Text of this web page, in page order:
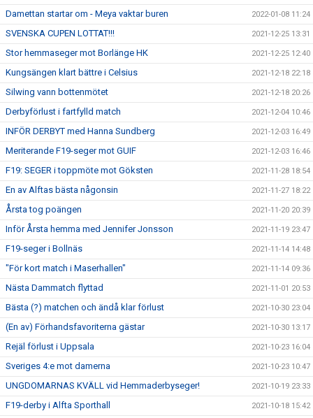
Damettan startar om - Meya vaktar buren 2022-01-08 11:24
SVENSKA CUPEN LOTTAT!!! 2021-12-25 13:31
Stor hemmaseger mot Borlänge HK 2021-12-25 12:40
Kungsängen klart bättre i Celsius 2021-12-18 22:18
Silwing vann bottenmötet 2021-12-18 20:26
Derbyförlust i fartfylld match 2021-12-04 10:46
INFÖR DERBYT med Hanna Sundberg 2021-12-03 16:49
Meriterande F19-seger mot GUIF 2021-12-03 16:46
F19: SEGER i toppmöte mot Göksten 2021-11-28 18:54
En av Alftas bästa någonsin 2021-11-27 18:22
Årsta tog poängen 2021-11-20 20:39
Inför Årsta hemma med Jennifer Jonsson 2021-11-19 23:47
F19-seger i Bollnäs 2021-11-14 14:48
"För kort match i Maserhallen" 2021-11-14 09:36
Nästa Dammatch flyttad 2021-11-01 20:53
Bästa (?) matchen och ändå klar förlust 2021-10-30 23:04
(En av) Förhandsfavoriterna gästar 2021-10-30 13:17
Rejäl förlust i Uppsala 2021-10-23 16:04
Sveriges 4:e mot damerna 2021-10-23 10:47
UNGDOMARNAS KVÄLL vid Hemmaderbyseger! 2021-10-19 23:33
F19-derby i Alfta Sporthall 2021-10-18 15:42